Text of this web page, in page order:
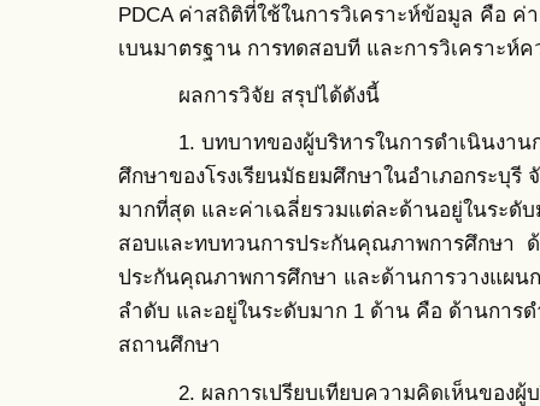
PDCA ค่าสถิติที่ใช้ในการวิเคราะห์ข้อมูล คือ ค่
เบนมาตรฐาน การทดสอบที และการวิเคราะห์
ผลการวิจัย สรุปได้ดังนี้
1. บทบาทของผู้บริหารในการดำเนินงาน
ศึกษาของโรงเรียนมัธยมศึกษาในอำเภอกระบุรี
มากที่สุด และค่าเฉลี่ยรวมแต่ละด้านอยู่ในระดั
สอบและทบทวนการประกันคุณภาพการศึกษา
ประกันคุณภาพการศึกษา และด้านการวางแผ
ลำดับ และอยู่ในระดับมาก 1 ด้าน คือ ด้านการ
สถานศึกษา
2. ผลการเปรียบเทียบความคิดเห็นของผู้บ